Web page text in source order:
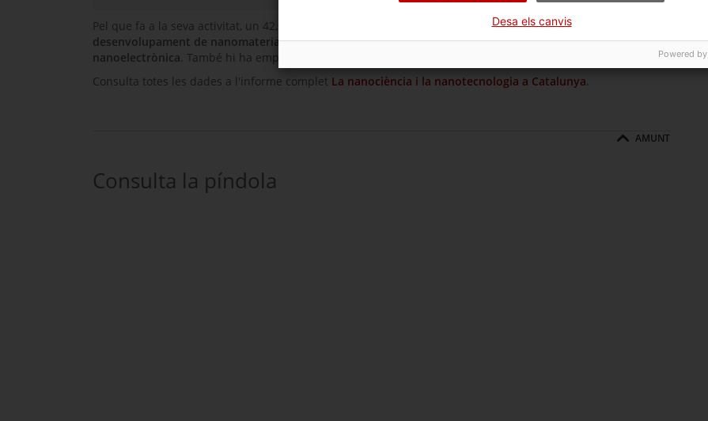
Pel que fa a la seva activitat, un 42,9% de les empreses catalanes de nanotecnologiaestan dedicades al
desenvolupament de nanomaterials, un 42% a lananobiologia/nanomedecinai un 23,4% treballen en
nanoelectrònica . També hi ha empreses dedicades a l’àmbit del nanotèxtil, d’instrumentació i de metrologia.
Consulta totes les dades a l'informe complet La nanociència i la nanotecnologia a Catalunya
AMUNT
Consulta la píndola
Desa els canvis
Powered by